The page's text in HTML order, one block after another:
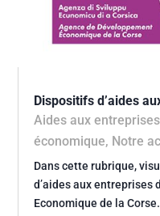
Dispositifs d’aides
Aides aux entreprises
économique, Notre
Dans cette rubrique,
d’aides aux entreprises
Economique de la